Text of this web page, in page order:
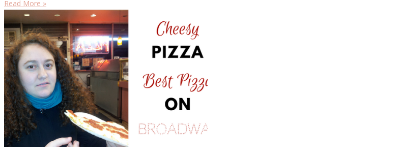
Read More »